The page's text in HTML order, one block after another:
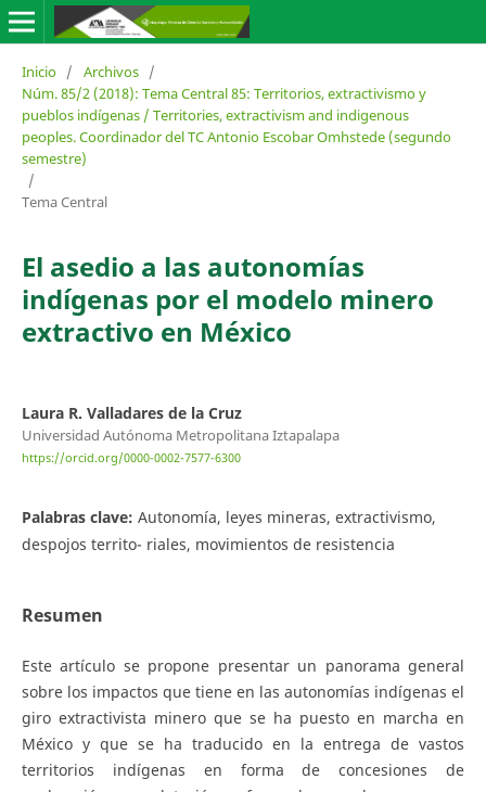
Inicio / Archivos /
Núm. 85/2 (2018): Tema Central 85: Territorios, extractivismo y
pueblos indígenas / Territories, extractivism and indigenous
peoples. Coordinador del TC Antonio Escobar Omhstede (segundo
semestre)
/
Tema Central
El asedio a las autonomías
indígenas por el modelo minero
extractivo en México
Laura R. Valladares de la Cruz
Universidad Autónoma Metropolitana Iztapalapa
https://orcid.org/0000-0002-7577-6300
Palabras clave: Autonomía, leyes mineras, extractivismo,
despojos territo- riales, movimientos de resistencia
Resumen
Este artículo se propone presentar un panorama general
sobre los impactos que tiene en las autonomías indígenas el
giro extractivista minero que se ha puesto en marcha en
México y que se ha traducido en la entrega de vastos
territorios indígenas en forma de concesiones de